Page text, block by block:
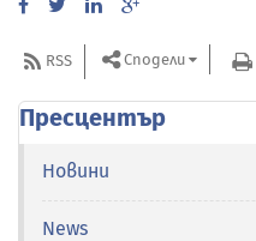
RSS Сподели
Пресцентър
Новини
News